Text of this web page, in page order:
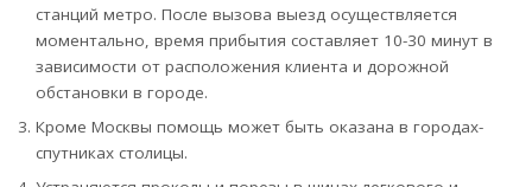
станций метро. После вызова выезд осуществляется
моментально, время прибытия составляет 10-30 минут в
зависимости от расположения клиента и дорожной
обстановки в городе.
Кроме Москвы помощь может быть оказана в городах-
спутниках столицы.